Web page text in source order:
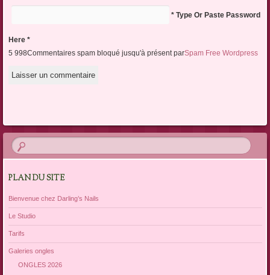
* Type Or Paste Password
Here *
5 998Commentaires spam bloqué jusqu'à présent parSpam Free Wordpress
PLAN DU SITE
Bienvenue chez Darling’s Nails
Le Studio
Tarifs
Galeries ongles
ONGLES 2026